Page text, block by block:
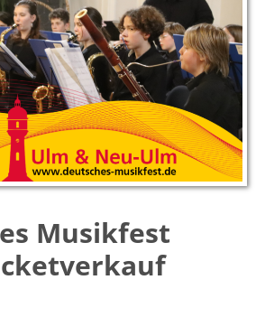
Musikfest